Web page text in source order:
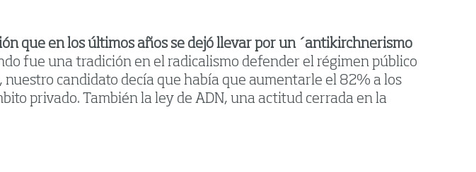
que en los últimos años se dejó llevar por un ´antikirchnerismo
fue una tradición en el radicalismo defender el régimen público
candidato decía que había que aumentarle el 82% a los
privado. También la ley de ADN, una actitud cerrada en la